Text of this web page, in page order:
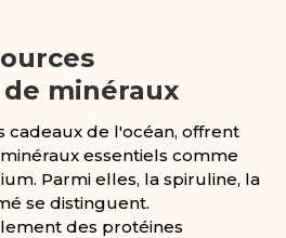
minéraux
cadeaux de l'océan, offrent
essentiels comme
Parmi elles, la spiruline, la
se distinguent.
des protéines